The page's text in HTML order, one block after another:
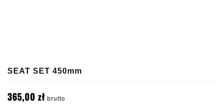
SEAT SET 450mm
365,00 zł brutto